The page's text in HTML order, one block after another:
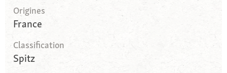
Origines
France
Classification
Spitz